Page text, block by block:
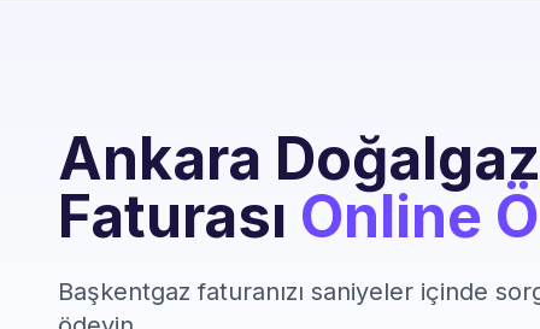
Ankara Doğalgaz
Faturası Online
Başkentgaz faturanızı saniyeler içinde